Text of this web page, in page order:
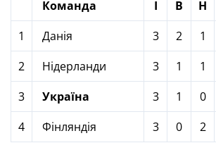
Команда
І В Н
1
Данія 3 2 1
2
Нідерланди 3 1 1
3
Україна 3 1 0
4
Фінляндія 3 0 2